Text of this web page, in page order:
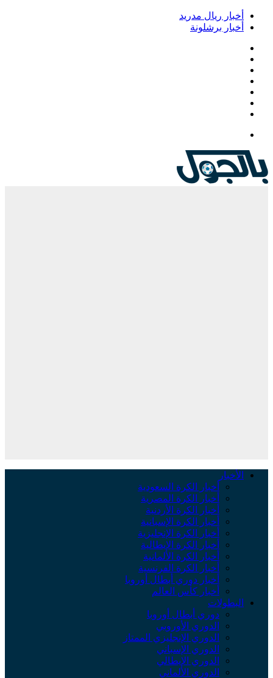
أخبار ريال مدريد
أخبار برشلونة
الأخبار
أخبار الكرة السعودية
أخبار الكرة المصرية
أخبار الكرة الأردنية
أخبار الكرة الإسبانية
أخبار الكرة الإنجليزية
أخبار الكرة الإيطالية
أخبار الكرة الألمانية
أخبار الكرة الفرنسية
أخبار دوري أبطال أوروبا
أخبار كأس العالم
البطولات
دوري أبطال أوروبا
الدوري الأوروبي
الدوري الإنجليزي الممتاز
الدوري الإسباني
الدوري الإيطالي
الدوري الألماني